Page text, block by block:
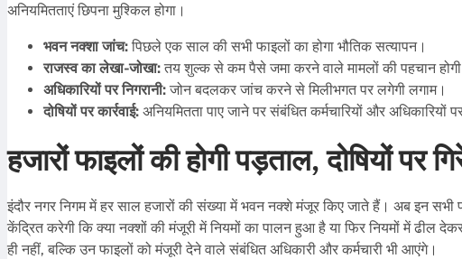
अनियमितताएं छिपना मुश्किल होगा।
भवन नक्शा जांच: पिछले एक साल की सभी फाइलों का होगा भौतिक सत्यापन।
राजस्व का लेखा-जोखा: तय शुल्क से कम पैसे जमा करने वाले मामलों की पहचान
अधिकारियों पर निगरानी: जोन बदलकर जांच करने से मिलीभगत पर लगेगी लगाम।
दोषियों पर कार्रवाई: अनियमितता पाए जाने पर संबंधित कर्मचारियों और अधिकारियों
हजारों फाइलों की होगी पड़ताल, दोषियों पर
इंदौर नगर निगम में हर साल हजारों की संख्या में भवन नक्शे मंजूर किए जाते हैं। अब इन
केंद्रित करेगी कि क्या नक्शों की मंजूरी में नियमों का पालन हुआ है या फिर नियमों में ढील
ही नहीं, बल्कि उन फाइलों को मंजूरी देने वाले संबंधित अधिकारी और कर्मचारी भी आएंगे।